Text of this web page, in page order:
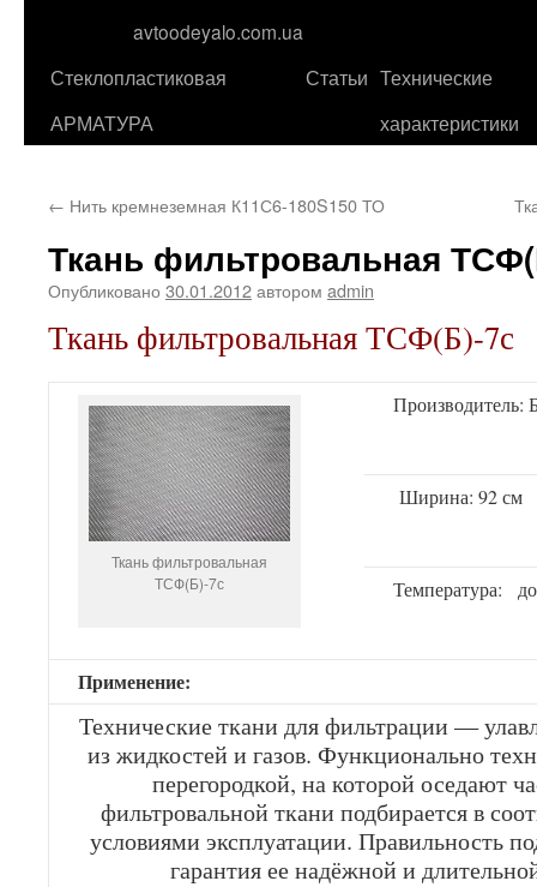
содержимому
avtoodeyalo.com.ua
Стеклопластиковая
АРМАТУРА
Статьи Технические
характеристики
← Нить кремнеземная К11С6-180S150 ТО
Ткань фильтровальная
Опубликовано 30.01.2012автором admin
Ткань фильтровальная ТСФ(Б)-7с
Ткань фильтровальная
ТСФ(Б)-7с
Производитель:
Ширина: 92 см
Температура:
Применение:
Технические ткани для фильтрации —
из жидкостей и газов. Функционально
перегородкой, на которой оседают
фильтровальной ткани подбирается в
условиями эксплуатации. Правильность
гарантия ее надёжной и